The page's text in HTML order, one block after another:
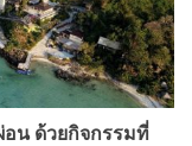
อน ด้วยกิจกรรมที่